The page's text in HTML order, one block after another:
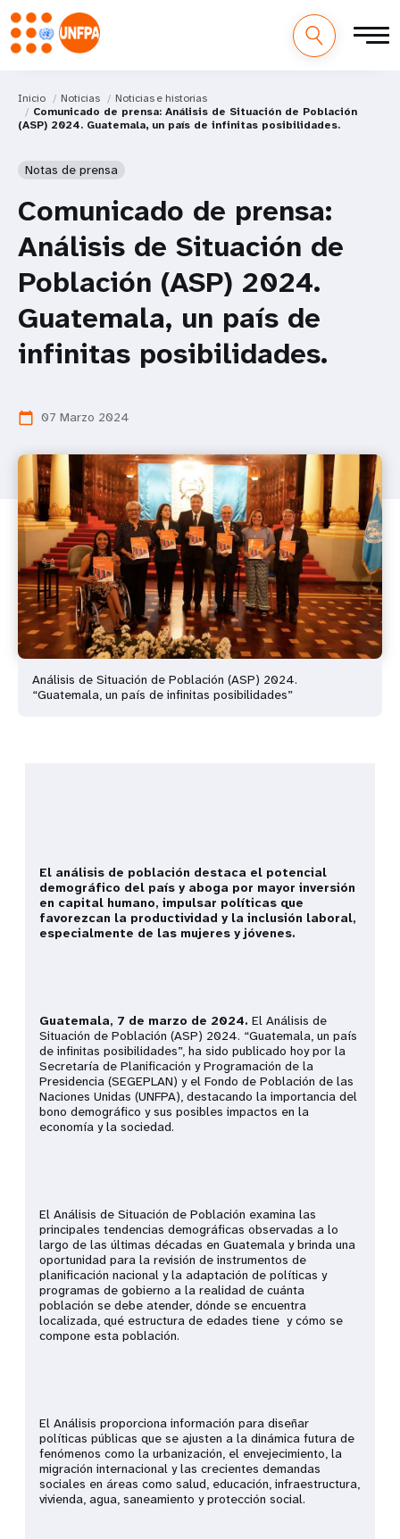
Inicio Noticias
Noticias e historias
Comunicado de prensa: Análisis de Situación de Población
(ASP) 2024. Guatemala, un país de infinitas posibilidades.
Notas de prensa
Comunicado de prensa:
Análisis de Situación de
Población (ASP) 2024.
Guatemala, un país de
infinitas posibilidades.
calendar_today 07 Marzo 2024
Análisis de Situación de Población (ASP) 2024.
“Guatemala, un país de infinitas posibilidades”
El análisis de población destaca el potencial
demográfico del país y aboga por mayor inversión
en capital humano, impulsar políticas que
favorezcan la productividad y la inclusión laboral,
especialmente de las mujeres y jóvenes.
Guatemala, 7 de marzo de 2024. El Análisis de
Situación de Población (ASP) 2024. “Guatemala, un país
de infinitas posibilidades”, ha sido publicado hoy por la
Secretaría de Planificación y Programación de la
Presidencia (SEGEPLAN) y el Fondo de Población de las
Naciones Unidas (UNFPA), destacando la importancia del
bono demográfico y sus posibles impactos en la
economía y la sociedad.
El Análisis de Situación de Población examina las
principales tendencias demográficas observadas a lo
largo de las últimas décadas en Guatemala y brinda una
oportunidad para la revisión de instrumentos de
planificación nacional y la adaptación de políticas y
programas de gobierno a la realidad de cuánta
población se debe atender, dónde se encuentra
localizada, qué estructura de edades tiene y cómo se
compone esta población.
El Análisis proporciona información para diseñar
políticas públicas que se ajusten a la dinámica futura de
fenómenos como la urbanización, el envejecimiento, la
migración internacional y las crecientes demandas
sociales en áreas como salud, educación, infraestructura,
vivienda, agua, saneamiento y protección social.